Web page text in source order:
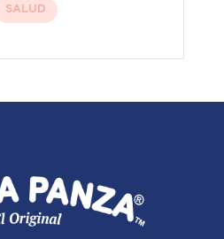
SALUD